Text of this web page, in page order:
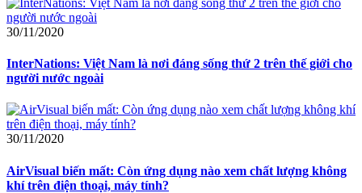
30/11/2020
InterNations: Việt Nam là nơi đáng sống thứ 2 trên thế giới cho
người nước ngoài
30/11/2020
AirVisual biến mất: Còn ứng dụng nào xem chất lượng không
khí trên điện thoại, máy tính?